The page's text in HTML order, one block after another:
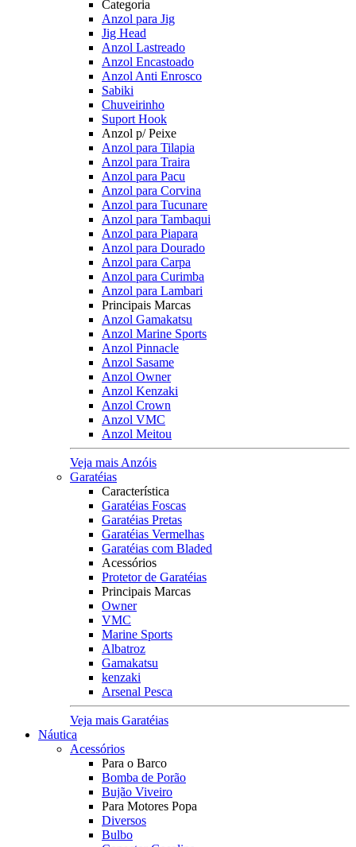
Categoria
Anzol para Jig
Jig Head
Anzol Lastreado
Anzol Encastoado
Anzol Anti Enrosco
Sabiki
Chuveirinho
Suport Hook
Anzol p/ Peixe
Anzol para Tilapia
Anzol para Traira
Anzol para Pacu
Anzol para Corvina
Anzol para Tucunare
Anzol para Tambaqui
Anzol para Piapara
Anzol para Dourado
Anzol para Carpa
Anzol para Curimba
Anzol para Lambari
Principais Marcas
Anzol Gamakatsu
Anzol Marine Sports
Anzol Pinnacle
Anzol Sasame
Anzol Owner
Anzol Kenzaki
Anzol Crown
Anzol VMC
Anzol Meitou
Veja mais Anzóis
Garatéias
Característica
Garatéias Foscas
Garatéias Pretas
Garatéias Vermelhas
Garatéias com Bladed
Acessórios
Protetor de Garatéias
Principais Marcas
Owner
VMC
Marine Sports
Albatroz
Gamakatsu
kenzaki
Arsenal Pesca
Veja mais Garatéias
Náutica
Acessórios
Para o Barco
Bomba de Porão
Bujão Viveiro
Para Motores Popa
Diversos
Bulbo